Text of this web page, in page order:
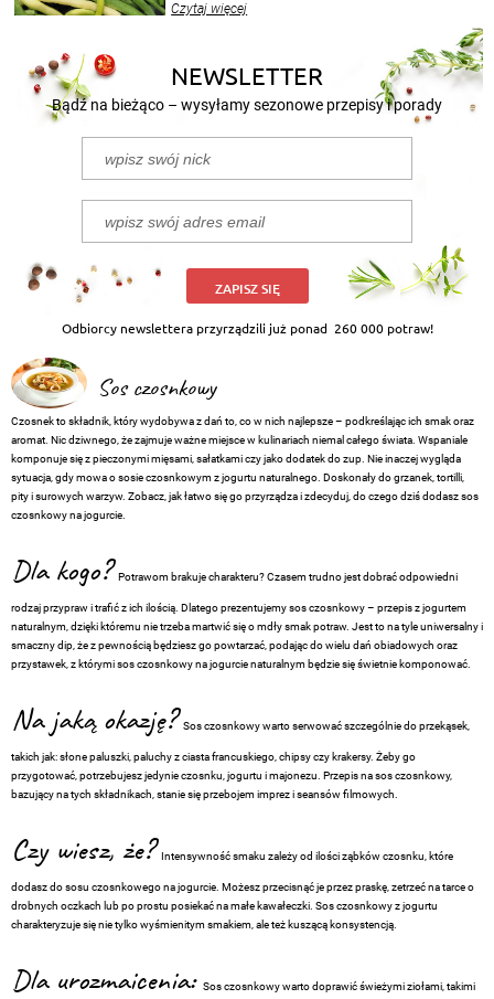
nasze propozycje!
Czytaj więcej
NEWSLETTER
Bądź na bieżąco – wysyłamy sezonowe przepisy i porady
ZAPISZ SIĘ
Odbiorcy newslettera przyrządzili już ponad 260 000 potraw!
Sos czosnkowy
Czosnek to składnik, który wydobywa z dań to, co w nich najlepsze – podkreślając ich smak oraz
aromat. Nic dziwnego, że zajmuje ważne miejsce w kulinariach niemal całego świata. Wspaniale
komponuje się z pieczonymi mięsami, sałatkami czy jako dodatek do zup. Nie inaczej wygląda
sytuacja, gdy mowa o sosie czosnkowym z jogurtu naturalnego. Doskonały do grzanek, tortilli,
pity i surowych warzyw. Zobacz, jak łatwo się go przyrządza i zdecyduj, do czego dziś dodasz sos
czosnkowy na jogurcie.
Dla kogo?Potrawom brakuje charakteru? Czasem trudno jest dobrać odpowiedni
rodzaj przypraw i trafić z ich ilością. Dlatego prezentujemy sos czosnkowy – przepis z jogurtem
naturalnym, dzięki któremu nie trzeba martwić się o mdły smak potraw. Jest to na tyle uniwersalny i
smaczny dip, że z pewnością będziesz go powtarzać, podając do wielu dań obiadowych oraz
przystawek, z którymi sos czosnkowy na jogurcie naturalnym będzie się świetnie komponować.
Na jaką okazję?Sos czosnkowy warto serwować szczególnie do przekąsek,
takich jak: słone paluszki, paluchy z ciasta francuskiego, chipsy czy krakersy. Żeby go
przygotować, potrzebujesz jedynie czosnku, jogurtu i majonezu. Przepis na sos czosnkowy,
bazujący na tych składnikach, stanie się przebojem imprez i seansów filmowych.
Czy wiesz, że?Intensywność smaku zależy od ilości ząbków czosnku, które
dodasz do sosu czosnkowego na jogurcie. Możesz przecisnąć je przez praskę, zetrzeć na tarce o
drobnych oczkach lub po prostu posiekać na małe kawałeczki. Sos czosnkowy z jogurtu
charakteryzuje się nie tylko wyśmienitym smakiem, ale też kuszącą konsystencją.
Dla urozmaicenia: Sos czosnkowy warto doprawić świeżymi ziołami, takimi